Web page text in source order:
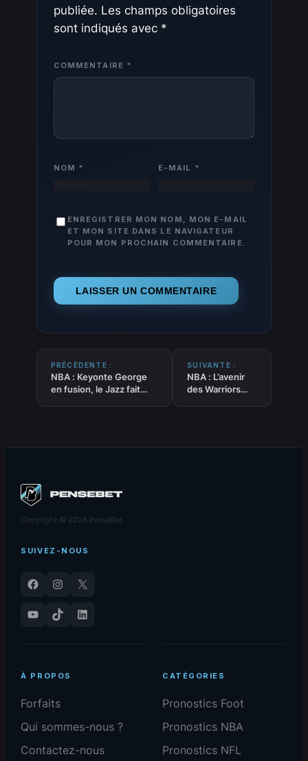
publiée. Les champs obligatoires
sont indiqués avec *
COMMENTAIRE *
NOM * E-MAIL *
ENREGISTRER MON NOM, MON E-MAIL
ET MON SITE DANS LE NAVIGATEUR
POUR MON PROCHAIN COMMENTAIRE.
PRÉCÉDENTE :
NBA : Keyonte George
en fusion, le Jazz fait
SUIVANTE :
NBA : L’avenir
des Warriors
Copyright © 2026 PenseBet
SUIVEZ-NOUS
Facebook Instagram
X
YouTube
TikTok LinkedIn
À PROPOS
Forfaits
Qui sommes-nous ?
Contactez-nous
CATÉGORIES
Pronostics Foot
Pronostics NBA
Pronostics NFL